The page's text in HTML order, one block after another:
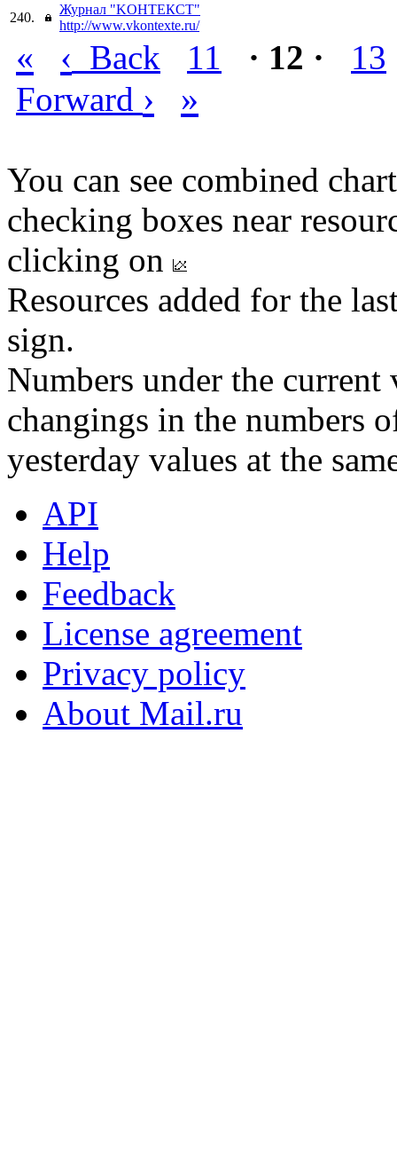
240.
Журнал "KОНТЕКСТ"
http://www.vkontexte.ru/
« ‹ Back 11 · 12 ·
13
Forward › »
You can see combined
checking boxes near
clicking on
Resources added for the
sign.
Numbers under the
changings in the numbers
yesterday values at the
API
Help
Feedback
License agreement
Privacy policy
About Mail.ru